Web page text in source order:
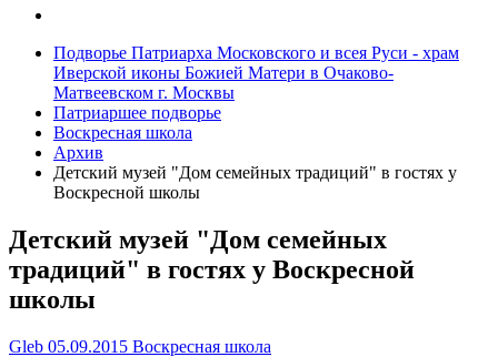
Подворье Патриарха Московского и всея Руси - храм
Иверской иконы Божией Матери в Очаково-
Матвеевском г. Москвы
Патриаршее подворье
Воскресная школа
Архив
Детский музей "Дом семейных традиций" в гостях у
Воскресной школы
Детский музей "Дом семейных
традиций" в гостях у Воскресной
школы
Gleb 05.09.2015 Воскресная школа